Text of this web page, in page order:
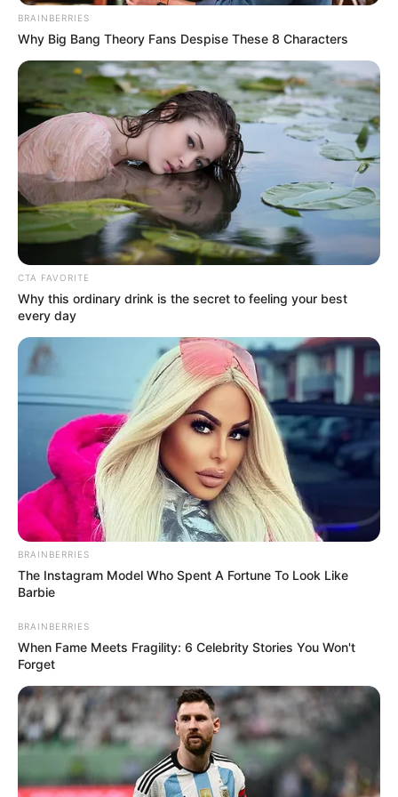
Σοβαρό τροχαίο στην Εύβοια: Ώρες αγωνίας
για γυναίκα
Ακολουθήστε το evianews.com στοGoogle
News
ΤΑ ΠΙΟ ΔΗΜΟΦΙΛΗ
BRAINBERRIES
Why Big Bang Theory Fans Despise These 8 Characters
CTA FAVORITE
Why this ordinary drink is the secret to feeling your best
every day
BRAINBERRIES
The Instagram Model Who Spent A Fortune To Look Like
Barbie
BRAINBERRIES
When Fame Meets Fragility: 6 Celebrity Stories You Won't
Forget